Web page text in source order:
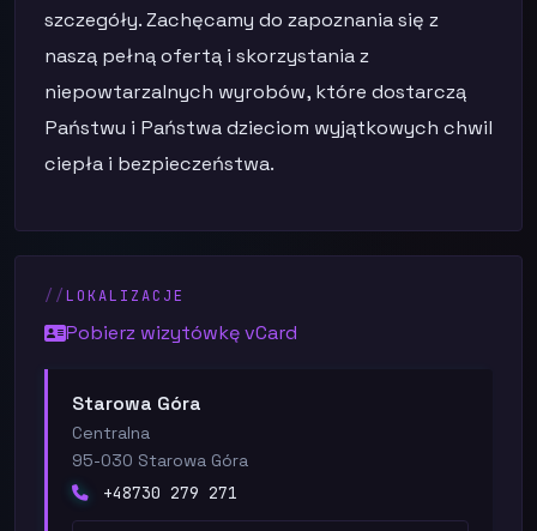
szczegóły. Zachęcamy do zapoznania się z
naszą pełną ofertą i skorzystania z
niepowtarzalnych wyrobów, które dostarczą
Państwu i Państwa dzieciom wyjątkowych chwil
ciepła i bezpieczeństwa.
LOKALIZACJE
Pobierz wizytówkę vCard
Starowa Góra
Centralna
95-030 Starowa Góra
+48730 279 271